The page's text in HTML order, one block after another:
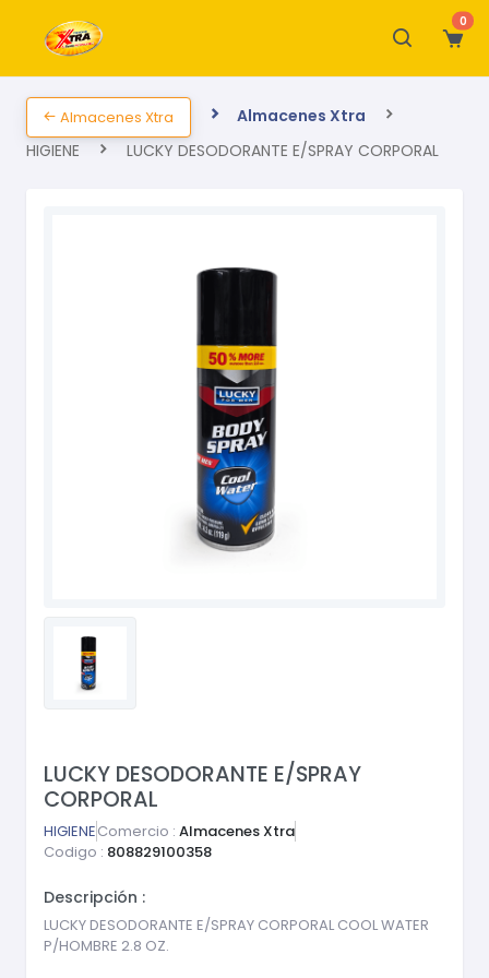
0
Almacenes Xtra
Almacenes Xtra
HIGIENE
LUCKY DESODORANTE E/SPRAY CORPORAL
LUCKY DESODORANTE E/SPRAY
CORPORAL
HIGIENEComercio : Almacenes Xtra
Codigo : 808829100358
Descripción :
LUCKY DESODORANTE E/SPRAY CORPORAL COOL WATER
P/HOMBRE 2.8 OZ.